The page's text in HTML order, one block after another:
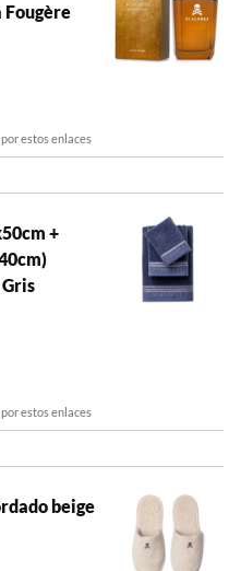
estos enlaces
+
estos enlaces
beige